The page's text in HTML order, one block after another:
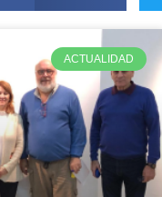
ACTUALIDAD